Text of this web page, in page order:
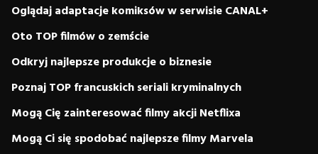
Oglądaj adaptacje komiksów w serwisie CANAL+
Oto TOP filmów o zemście
Odkryj najlepsze produkcje o biznesie
Poznaj TOP francuskich seriali kryminalnych
Mogą Cię zainteresować filmy akcji Netflixa
Mogą Ci się spodobać najlepsze filmy Marvela